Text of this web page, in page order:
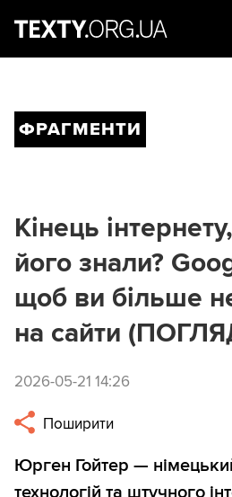
ФРАГМЕНТИ
Кінець
його знали?
щоб ви більше
на сайти
2026-05-21 14:26
Поширити
Юрген Гойтер —